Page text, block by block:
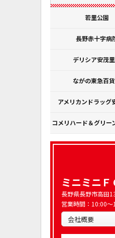
若里公園
長野赤十字病
デリシア安茂
ながの東急百
アメリカンドラッグ
コメリハード＆グリー
ミニミニ
長野県長野市高田
営業時間：10:00～
会社概要